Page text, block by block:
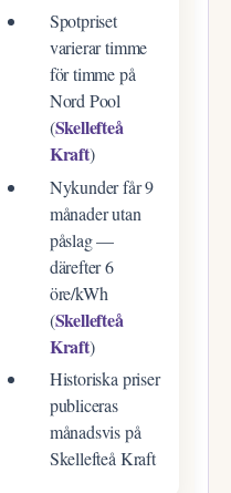
Spotpriset
varierar timme
för timme på
Nord Pool
(Skellefteå
Kraft)
Nykunder får 9
månader utan
påslag —
därefter 6
öre/kWh
(Skellefteå
Kraft)
Historiska priser
publiceras
månadsvis på
Skellefteå Kraft